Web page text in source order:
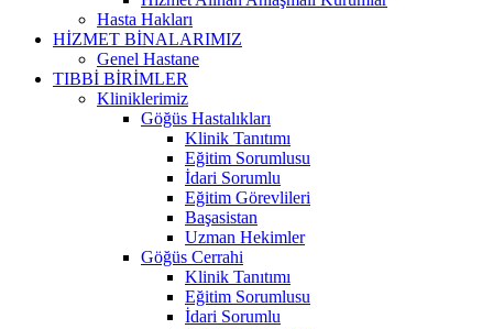
Hasta Hakları
HİZMET BİNALARIMIZ
Genel Hastane
TIBBİ BİRİMLER
Kliniklerimiz
Göğüs Hastalıkları
Klinik Tanıtımı
Eğitim Sorumlusu
İdari Sorumlu
Eğitim Görevlileri
Başasistan
Uzman Hekimler
Göğüs Cerrahi
Klinik Tanıtımı
Eğitim Sorumlusu
İdari Sorumlu